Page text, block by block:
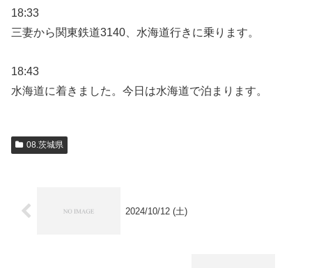
18:33
三妻から関東鉄道3140、水海道行きに乗ります。
18:43
水海道に着きました。今日は水海道で泊まります。
08.茨城県
2024/10/12 (土)